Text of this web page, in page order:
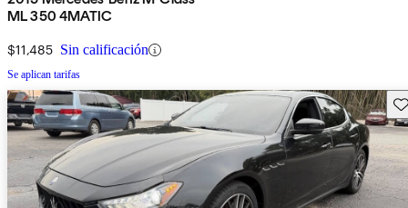
ML 350 4MATIC
$11,485 Sin calificación
Se aplican tarifas